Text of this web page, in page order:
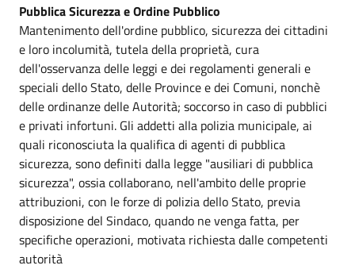
Pubblica Sicurezza e Ordine Pubblico
Mantenimento dell'ordine pubblico, sicurezza dei cittadini
e loro incolumità, tutela della proprietà, cura
dell'osservanza delle leggi e dei regolamenti generali e
speciali dello Stato, delle Province e dei Comuni, nonchè
delle ordinanze delle Autorità; soccorso in caso di pubblici
e privati infortuni. Gli addetti alla polizia municipale, ai
quali riconosciuta la qualifica di agenti di pubblica
sicurezza, sono definiti dalla legge "ausiliari di pubblica
sicurezza", ossia collaborano, nell'ambito delle proprie
attribuzioni, con le forze di polizia dello Stato, previa
disposizione del Sindaco, quando ne venga fatta, per
specifiche operazioni, motivata richiesta dalle competenti
autorità